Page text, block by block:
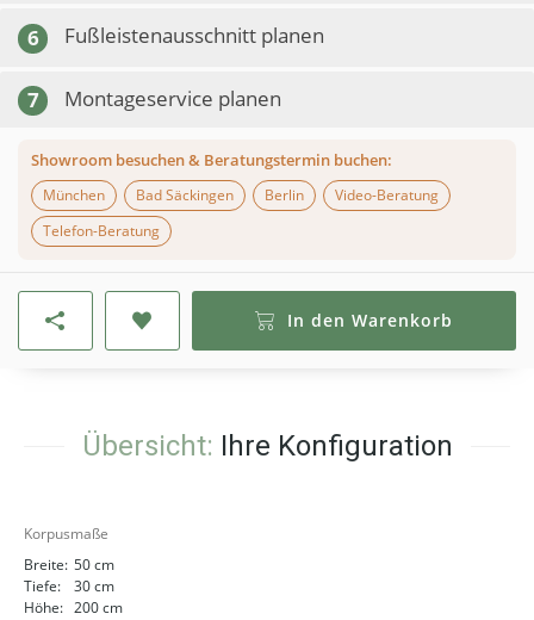
6 Fußleistenausschnitt planen
7 Montageservice planen
Showroom besuchen & Beratungstermin buchen:
München
Bad Säckingen Berlin
Video-Beratung
Telefon-Beratung
In den Warenkorb
Übersicht: Ihre Konfiguration
Korpusmaße
Breite: 50 cm
Tiefe:
30 cm
Höhe: 200 cm